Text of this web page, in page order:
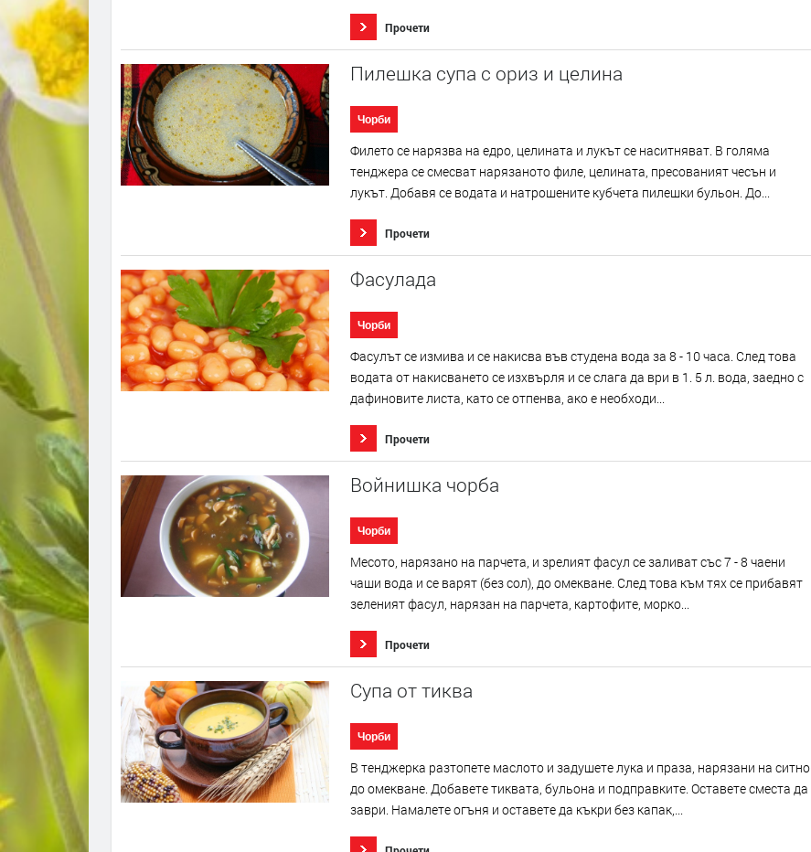
Прочети
Пилешка супа с ориз и целина
Чорби
Филето се нарязва на едро, целината и лукът се наситняват. В голяма
тенджера се смесват нарязаното филе, целината, пресованият чесън и
лукът. Добавя се водата и натрошените кубчета пилешки бульон. До...
Прочети
Фасулада
Чорби
Фасулът се измива и се накисва във студена вода за 8 - 10 часа. След това
водата от накисването се изхвърля и се слага да ври в 1. 5 л. вода, заедно с
дафиновите листа, като се отпенва, ако е необходи...
Прочети
Войнишка чорба
Чорби
Месото, нарязано на парчета, и зрелият фасул се заливат със 7 - 8 чаени
чаши вода и се варят (без сол), до омекване. След това към тях се прибавят
зеленият фасул, нарязан на парчета, картофите, морко...
Прочети
Супа от тиква
Чорби
В тенджерка разтопете маслото и задушете лука и праза, нарязани на ситно
до омекване. Добавете тиквата, бульона и подправките. Оставете сместа да
заври. Намалете огъня и оставете да къкри без капак,...